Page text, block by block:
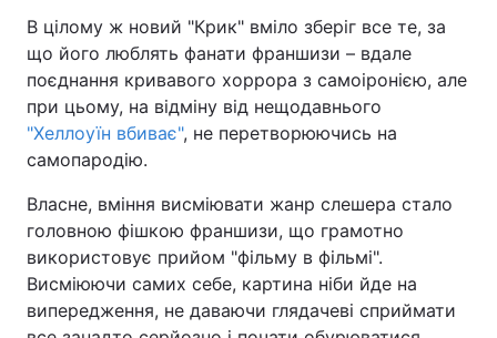
В цілому ж новий "Крик" вміло зберіг все те, за
що його люблять фанати франшизи – вдале
поєднання кривавого хоррора з самоіронією, але
при цьому, на відміну від нещодавнього
"Хеллоуїн вбиває", не перетворюючись на
самопародію.
Власне, вміння висміювати жанр слешера стало
головною фішкою франшизи, що грамотно
використовує прийом "фільму в фільмі".
Висміюючи самих себе, картина ніби йде на
випередження, не даваючи глядачеві сприймати